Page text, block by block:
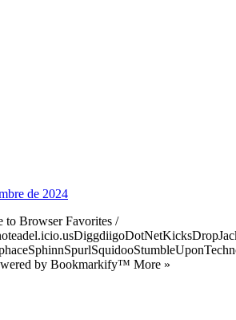
de 2024
to Browser Favorites /
by Bookmarkify™ More »